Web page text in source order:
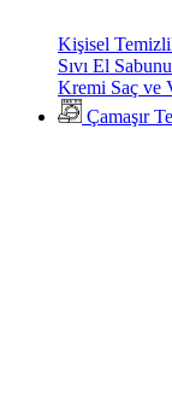
Kişisel
Sıvı El Sabunu
Kremi Saç ve
Çamaşır